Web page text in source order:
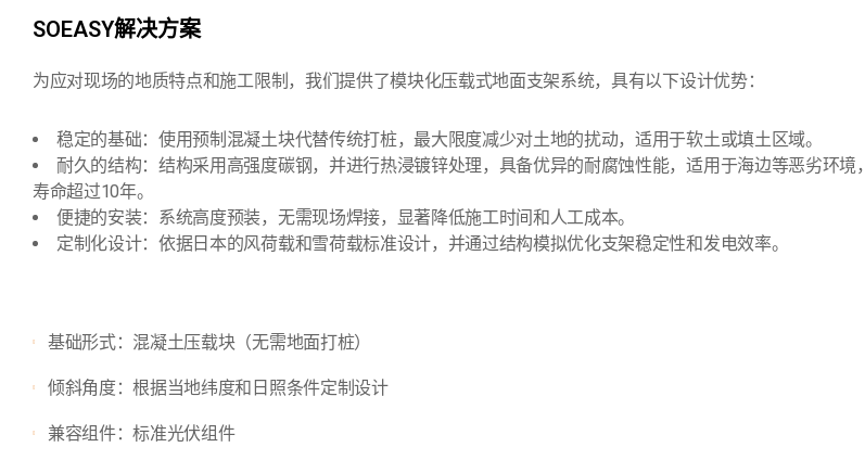
SOEASY解决方案
为应对现场的地质特点和施工限制，我们提供了模块化压载式地面支架系统，具有以下设计优势：
稳定的基础：使用预制混凝土块代替传统打桩，最大限度减少对土地的扰动，适用于软土或填土区域。
耐久的结构：结构采用高强度碳钢，并进行热浸镀锌处理，具备优异的耐腐蚀性能，适用于海边等恶劣环境，
寿命超过10年。
便捷的安装：系统高度预装，无需现场焊接，显著降低施工时间和人工成本。
定制化设计：依据日本的风荷载和雪荷载标准设计，并通过结构模拟优化支架稳定性和发电效率。
基础形式：混凝土压载块（无需地面打桩）
倾斜角度：根据当地纬度和日照条件定制设计
兼容组件：标准光伏组件